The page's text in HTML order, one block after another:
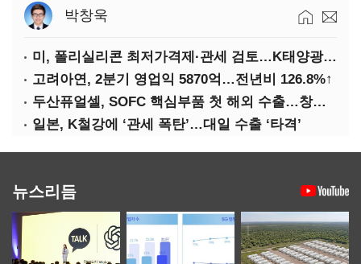
박창욱
미, 폴리실리콘 최저가격제·관세 검토…K태양광 입지 확대 기대
고려아연, 2분기 영업익 5870억…전년비 126.8%↑
두산퓨얼셀, SOFC 핵심부품 첫 해외 수출…창사 이래 최대 규모
일본, K철강에 ‘관세 폭탄’…대일 수출 ‘타격’
뉴스리듬